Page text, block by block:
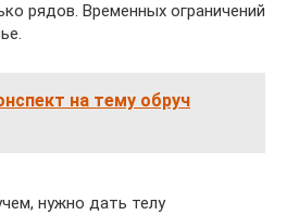
рядов. Временных ограничений
на тему обруч
нужно дать телу